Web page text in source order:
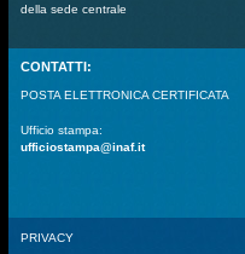
della sede centrale
CONTATTI:
POSTA ELETTRONICA CERTIFICATA
Ufficio stampa:
ufficiostampa@inaf.it
PRIVACY